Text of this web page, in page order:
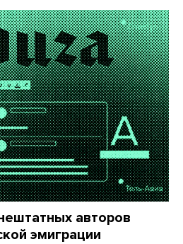
авторов
эмиграции